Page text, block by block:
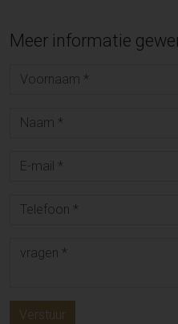
Meer informatie
Verstuur